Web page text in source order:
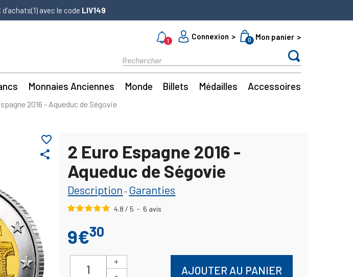
d’achats(1) avec le code LIV149
1
Connexion 0 Mon panier
Monnaies Anciennes Monde Billets Médailles Accessoires
2016 - Aqueduc de Ségovie
share
favorite_border
2 Euro Espagne 2016 -
Aqueduc de Ségovie
Description - Garanties
4.8 / 5 - 6 avis
9€30
AJOUTER AU PANIER